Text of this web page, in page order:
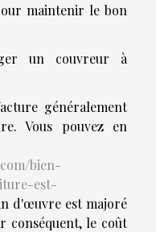
maintenir le bon
un couvreur à
généralement
Vous pouvez en
bien-
est-
d'œuvre est majoré
conséquent, le coût